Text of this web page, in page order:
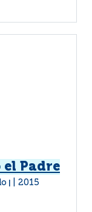
Padre
2015